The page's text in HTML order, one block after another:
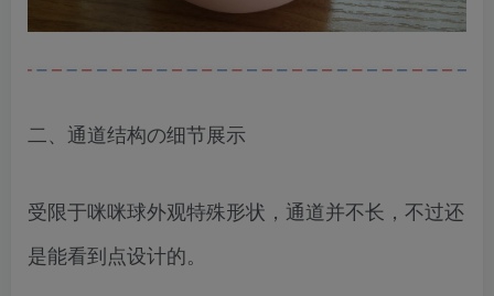
二、通道结构の细节展示
受限于咪咪球外观特殊形状，通道并不长，不过还
是能看到点设计的。